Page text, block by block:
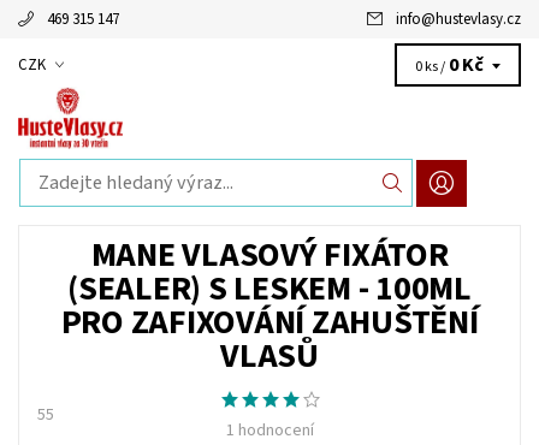
469 315 147 info@hustevlasy.cz
CZK 0 ks / 0 Kč
MANE VLASOVÝ FIXÁTOR
(SEALER) S LESKEM - 100ML
PRO ZAFIXOVÁNÍ ZAHUŠTĚNÍ
VLASŮ
55
1 hodnocení